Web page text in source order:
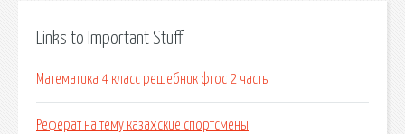
Links to Important Stuff
Математика 4 класс решебник фгос 2 часть
Реферат на тему казахские спортсмены